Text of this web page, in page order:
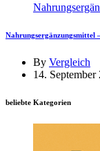
Nahrungsergänzungsmittel
By Vergleich
14. September
beliebte Kategorien